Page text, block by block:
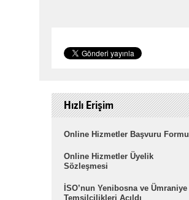
Hızlı Erişim
Online Hizmetler Başvuru Formu
Online Hizmetler Üyelik
Sözleşmesi
İSO’nun Yenibosna ve Ümraniye
Temsilcilikleri Açıldı